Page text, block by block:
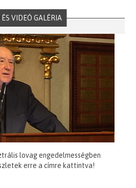
ÉS VIDEÓ GALÉRIA
lovag engedelmességben
erre a címre kattintva!